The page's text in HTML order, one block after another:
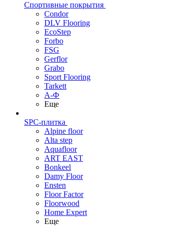
Спортивные покрытия
Condor
DLV Flooring
EcoStep
Forbo
FSG
Gerflor
Grabo
Sport Flooring
Tarkett
А-Ф
Еще
SPC-плитка
Alpine floor
Alta step
Aquafloor
ART EAST
Bonkeel
Damy Floor
Ensten
Floor Factor
Floorwood
Home Expert
Еще